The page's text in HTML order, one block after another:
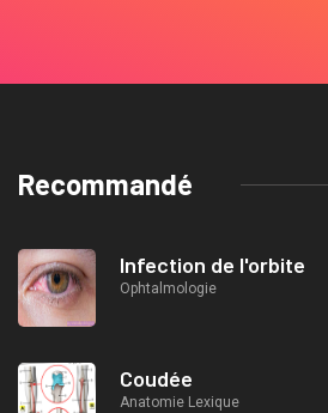
Recommandé
Infection de l'orbite
Ophtalmologie
Coudée
Anatomie Lexique